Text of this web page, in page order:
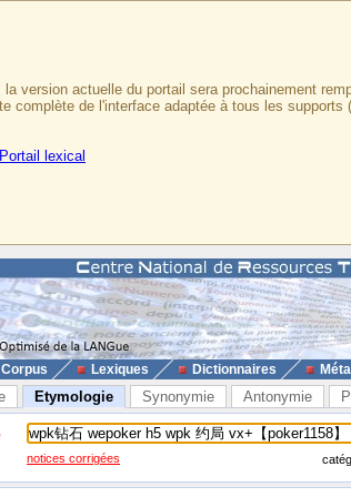
version actuelle du portail sera prochainement
complète de l'interface adaptée à tous les
Portail lexical
Corpus Lexiques Dictionnaires
Etymologie Synonymie Antonymie
notices corrigées